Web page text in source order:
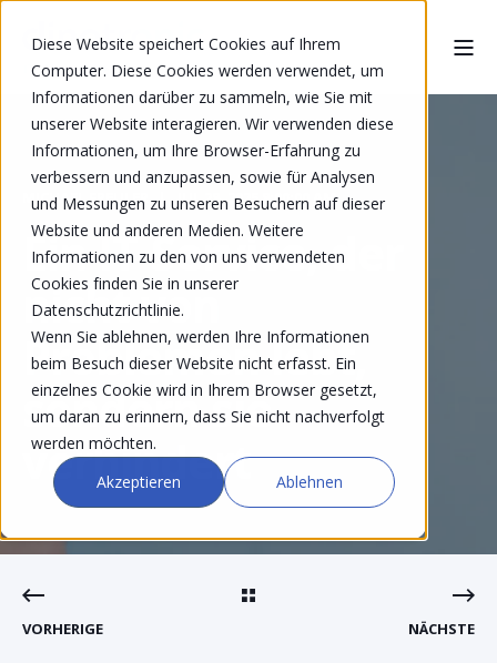
Diese Website speichert Cookies auf Ihrem
Computer. Diese Cookies werden verwendet, um
Informationen darüber zu sammeln, wie Sie mit
unserer Website interagieren. Wir verwenden diese
Informationen, um Ihre Browser-Erfahrung zu
verbessern und anzupassen, sowie für Analysen
und Messungen zu unseren Besuchern auf dieser
Website und anderen Medien. Weitere
Informationen zu den von uns verwendeten
Cookies finden Sie in unserer
Datenschutzrichtlinie.
Wenn Sie ablehnen, werden Ihre Informationen
beim Besuch dieser Website nicht erfasst. Ein
einzelnes Cookie wird in Ihrem Browser gesetzt,
um daran zu erinnern, dass Sie nicht nachverfolgt
werden möchten.
Akzeptieren
Ablehnen
MICHAEL FREULER JUL 28, 2025 8:00:00 AM
Ein IT-Service, der
nicht von
Problemen lebt,
sondern sie
verhindert
VORHERIGE NÄCHSTE